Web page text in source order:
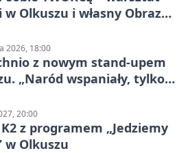
Olkuszu i własny Obraz
2026, 18:00
z nowym stand-upem
„Naród wspaniały, tylko
20:00
z programem „Jedziemy
w Olkuszu